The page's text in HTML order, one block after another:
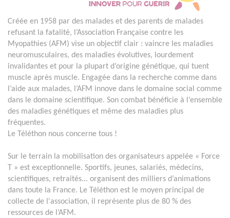
Créée en 1958 par des malades et des parents de malades
refusant la fatalité, l’Association Française contre les
Myopathies (AFM) vise un objectif clair : vaincre les maladies
neuromusculaires, des maladies évolutives, lourdement
invalidantes et pour la plupart d’origine génétique, qui tuent
muscle après muscle. Engagée dans la recherche comme dans
l’aide aux malades, l’AFM innove dans le domaine social comme
dans le domaine scientifique. Son combat bénéficie à l’ensemble
des maladies génétiques et même des maladies plus
fréquentes.
Le Téléthon nous concerne tous !
Sur le terrain la mobilisation des organisateurs appelée « Force
T » est exceptionnelle. Sportifs, jeunes, salariés, médecins,
scientifiques, retraités... organisent des milliers d’animations
dans toute la France. Le Téléthon est le moyen principal de
collecte de l'association, il représente plus de 80 % des
ressources de l’AFM.